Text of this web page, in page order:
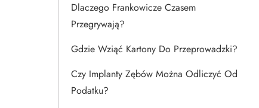
Dlaczego Frankowicze Czasem
Przegrywają?
Gdzie Wziąć Kartony Do Przeprowadzki?
Czy Implanty Zębów Można Odliczyć Od
Podatku?